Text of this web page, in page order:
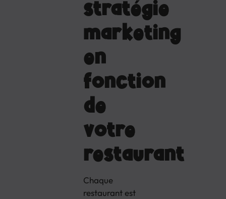
stratégie
marketing
en
fonction
de
votre
restaurant
Chaque
restaurant est